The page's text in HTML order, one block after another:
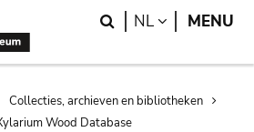
Search
NL LANGUAGE
MENU
Collecties, archieven en bibliotheken
Wood Database